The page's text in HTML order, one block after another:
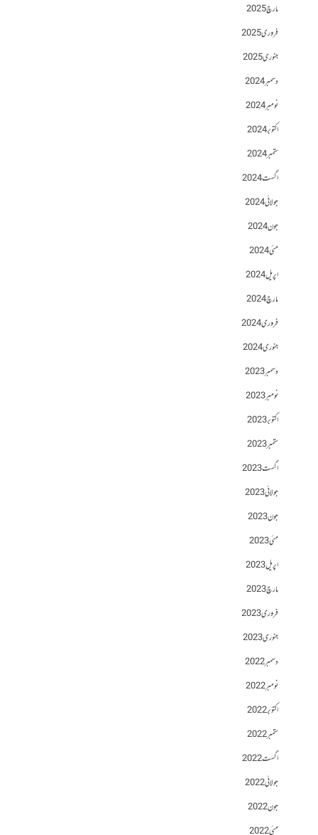
مارچ 2025
فروری 2025
جنوری 2025
دسمبر 2024
نومبر 2024
اکتوبر 2024
ستمبر 2024
اگست 2024
جولائی 2024
جون 2024
مئی 2024
اپریل 2024
مارچ 2024
فروری 2024
جنوری 2024
دسمبر 2023
نومبر 2023
اکتوبر 2023
ستمبر 2023
اگست 2023
جولائی 2023
جون 2023
مئی 2023
اپریل 2023
مارچ 2023
فروری 2023
جنوری 2023
دسمبر 2022
نومبر 2022
اکتوبر 2022
ستمبر 2022
اگست 2022
جولائی 2022
جون 2022